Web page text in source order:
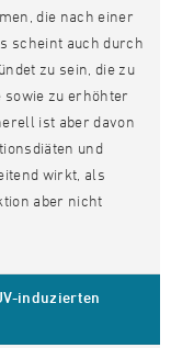
die nach einer
scheint auch durch
zu sein, die zu
sowie zu erhöhter
ist aber davon
und
wirkt, als
aber nicht
induzierten